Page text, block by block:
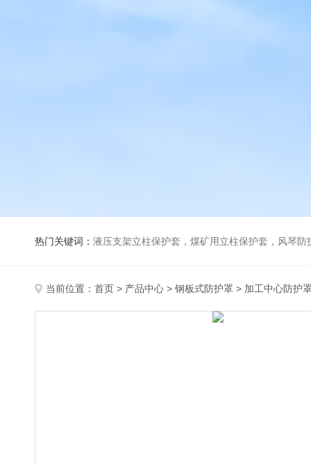
热门关键词： 液压支架立柱保护套，煤矿用立柱保护套，风琴
当前位置： 首页 > 产品中心 > 钢板式防护罩 > 加工中心防护